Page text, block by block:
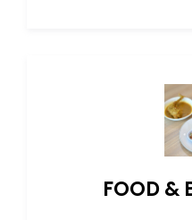
FOOD &